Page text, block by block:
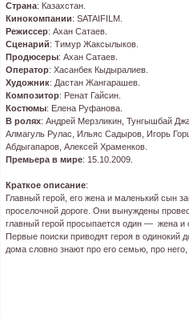
Страна: Казахстан.
Кинокомпании: SATAIFILM.
Режиссер: Ахан Сатаев.
Сценарий: Тимур Жаксылыков.
Продюсеры: Ахан Сатаев.
Оператор: Хасанбек Кыдыралиев.
Художник: Дастан Жангарашев.
Композитор: Ренат Гайсин.
Костюмы: Елена Руфанова.
В ролях: Андрей Мерзликин, Тунгышбай
Алмагуль Рулас, Ильяс Садыров, Игорь
Абдыгапаров, Алексей Храменков.
Премьера в мире: 15.10.2009.
Краткое описание:
Главный герой, его жена и маленький сын
проселочной дороге. Они вынуждены
главный герой просыпается один — жена и
Первые поиски приводят героя в одинокий
дома словно знают про его семью, про